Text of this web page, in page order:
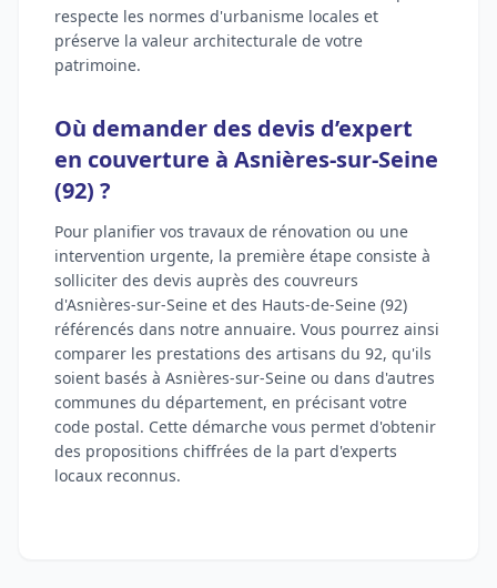
respecte les normes d'urbanisme locales et
préserve la valeur architecturale de votre
patrimoine.
Où demander des devis d’expert
en couverture à Asnières-sur-Seine
(92) ?
Pour planifier vos travaux de rénovation ou une
intervention urgente, la première étape consiste à
solliciter des devis auprès des couvreurs
d'Asnières-sur-Seine et des Hauts-de-Seine (92)
référencés dans notre annuaire. Vous pourrez ainsi
comparer les prestations des artisans du 92, qu'ils
soient basés à Asnières-sur-Seine ou dans d'autres
communes du département, en précisant votre
code postal. Cette démarche vous permet d'obtenir
des propositions chiffrées de la part d'experts
locaux reconnus.